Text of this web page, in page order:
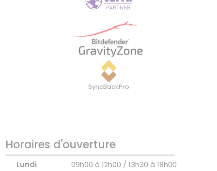
SyncBackPro
Horaires d'ouverture
Lundi
09h00 à 12h00 / 13h30 à 18h00